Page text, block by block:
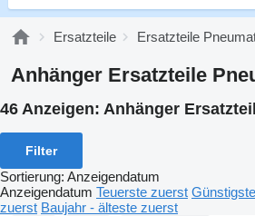
Ersatzteile Ersatzteile
Anhänger Ersatzteile
46 Anzeigen: Anhänger
Filter
Sortierung: Anzeigendatum
Anzeigendatum Teuerste zuerst
zuerst Baujahr - älteste zuerst